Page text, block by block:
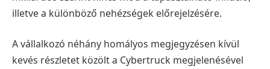
illetve a különböző nehézségek előrejelzésére.
A vállalkozó néhány homályos megjegyzésen kívül
kevés részletet közölt a Cybertruck megjelenésével